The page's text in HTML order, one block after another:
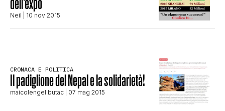
EVERGREEN
TRUFFE E SOCIAL NETWORK
Neil | 10 nov 2015
CRONACA E POLITICA
Il padiglione del Nepal e la solidarietà!
maicolengel butac | 07 mag 2015